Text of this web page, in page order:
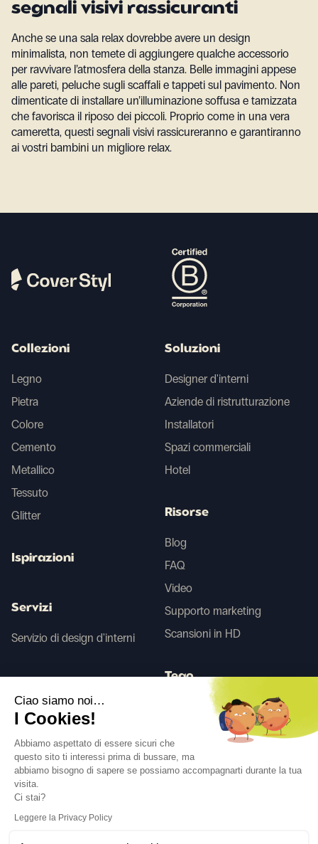
segnali visivi rassicuranti
Anche se una sala relax dovrebbe avere un design
minimalista, non temete di aggiungere qualche accessorio
per ravvivare l’atmosfera della stanza. Belle immagini appese
alle pareti, peluche sugli scaffali e tappeti sul pavimento. Non
dimenticate di installare un’illuminazione soffusa e tamizzata
che favorisca il riposo dei piccoli. Proprio come in una vera
cameretta, questi segnali visivi rassicureranno e garantiranno
ai vostri bambini un migliore relax.
Seguici
Collezioni
Legno
Pietra
Colore
Cemento
Metallico
Tessuto
Glitter
Ispirazioni
Servizi
Servizio di design d'interni
Soluzioni
Designer d'interni
Aziende di ristrutturazione
Installatori
Spazi commerciali
Hotel
Risorse
Blog
FAQ
Video
Supporto marketing
Scansioni in HD
Tego
Prima/Dopo IA
Ciao siamo noi…
I Cookies!
Abbiamo aspettato di essere sicuri che
questo sito ti interessi prima di bussare, ma
abbiamo bisogno di sapere se possiamo accompagnarti durante la tua
visita.
Ci stai?
Leggere la Privacy Policy